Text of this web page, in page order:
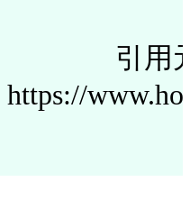
引用
https://